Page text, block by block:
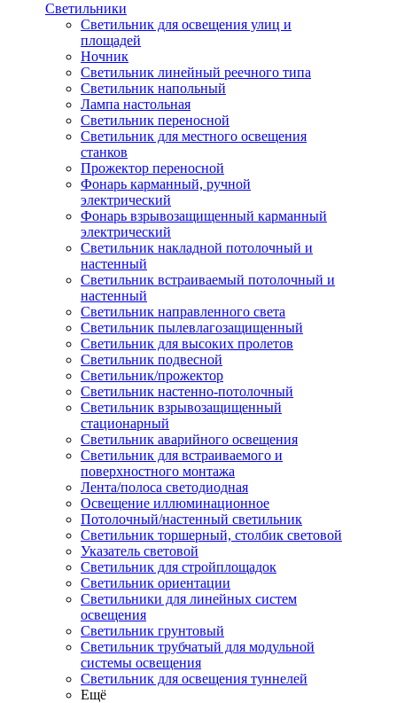
Светильники
Светильник для освещения улиц и
площадей
Ночник
Светильник линейный реечного типа
Светильник напольный
Лампа настольная
Светильник переносной
Светильник для местного освещения
станков
Прожектор переносной
Фонарь карманный, ручной
электрический
Фонарь взрывозащищенный карманный
электрический
Светильник накладной потолочный и
настенный
Светильник встраиваемый потолочный и
настенный
Светильник направленного света
Светильник пылевлагозащищенный
Светильник для высоких пролетов
Светильник подвесной
Светильник/прожектор
Светильник настенно-потолочный
Светильник взрывозащищенный
стационарный
Светильник аварийного освещения
Светильник для встраиваемого и
поверхностного монтажа
Лента/полоса светодиодная
Освещение иллюминационное
Потолочный/настенный светильник
Светильник торшерный, столбик световой
Указатель световой
Светильник для стройплощадок
Светильник ориентации
Светильники для линейных систем
освещения
Светильник грунтовый
Светильник трубчатый для модульной
системы освещения
Светильник для освещения туннелей
Ещё